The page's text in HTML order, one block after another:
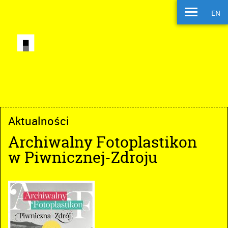
EN
Aktualności
Archiwalny Fotoplastikon
w Piwnicznej-Zdroju